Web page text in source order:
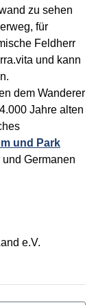
zu sehen
für
Feldherr
und kann
dem Wanderer
Jahre alten
und Park
Germanen
e.V.